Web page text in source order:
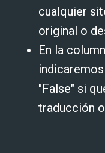
cualquier
original o
En la
"False" si
traducción